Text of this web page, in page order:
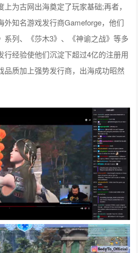
为古网出海奠定了玩家基础;再者，
外知名游戏发行商Gameforge，他们
系列、《莎木3》、《神谕之战》等多
行经验使他们沉淀下超过4亿的注册用
品质加上强势发行商，出海成功昭然